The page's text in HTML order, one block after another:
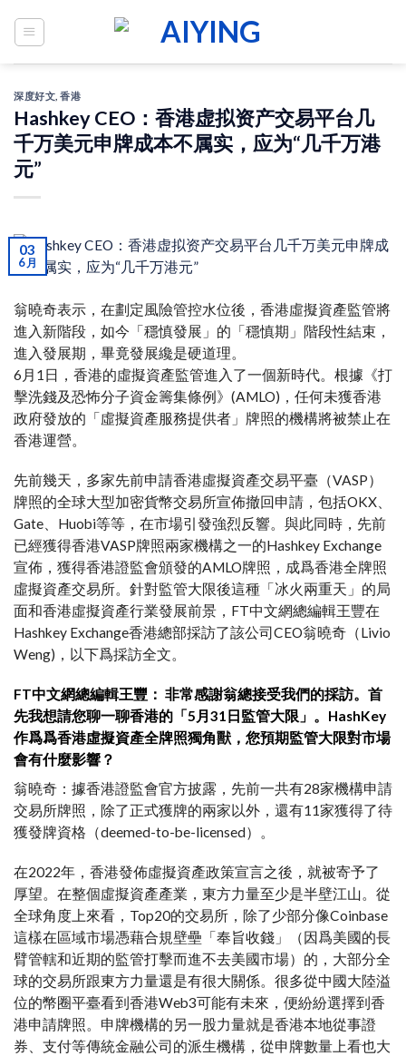
深度好文 ,香港
Hashkey CEO：香港虚拟资产交易平台几
千万美元申牌成本不属实，应为“几千万港
元”
03
6 月
翁曉奇表示，在劃定風險管控水位後，香港虛擬資產監管將
進入新階段，如今「穩慎發展」的「穩慎期」階段性結束，
進入發展期，畢竟發展纔是硬道理。
6月1日，香港的虛擬資產監管進入了一個新時代。根據《打
擊洗錢及恐怖分子資金籌集條例》(AMLO)，任何未獲香港
政府發放的「虛擬資產服務提供者」牌照的機構將被禁止在
香港運營。
先前幾天，多家先前申請香港虛擬資產交易平臺（VASP）
牌照的全球大型加密貨幣交易所宣佈撤回申請，包括OKX、
Gate、Huobi等等，在市場引發強烈反響。與此同時，先前
已經獲得香港VASP牌照兩家機構之一的Hashkey Exchange
宣佈，獲得香港證監會頒發的AMLO牌照，成爲香港全牌照
虛擬資產交易所。針對監管大限後這種「冰火兩重天」的局
面和香港虛擬資產行業發展前景，FT中文網總編輯王豐在
Hashkey Exchange香港總部採訪了該公司CEO翁曉奇（Livio
Weng)，以下爲採訪全文。
FT中文網總編輯王豐： 非常感謝翁總接受我們的採訪。首
先我想請您聊一聊香港的「5月31日監管大限」。HashKey
作爲爲香港虛擬資產全牌照獨角獸，您預期監管大限對市場
會有什麼影響？
翁曉奇：據香港證監會官方披露，先前一共有28家機構申請
交易所牌照，除了正式獲牌的兩家以外，還有11家獲得了待
獲發牌資格（deemed-to-be-licensed）。
在2022年，香港發佈虛擬資產政策宣言之後，就被寄予了
厚望。在整個虛擬資產產業，東方力量至少是半壁江山。從
全球角度上來看，Top20的交易所，除了少部分像Coinbase
這樣在區域市場憑藉合規壁壘「奉旨收錢」（因爲美國的長
臂管轄和近期的監管打擊而進不去美國市場）的，大部分全
球的交易所跟東方力量還是有很大關係。很多從中國大陸溢
位的幣圈平臺看到香港Web3可能有未來，便紛紛選擇到香
港申請牌照。申牌機構的另一股力量就是香港本地從事證
券、支付等傳統金融公司的派生機構，從申牌數量上看也大